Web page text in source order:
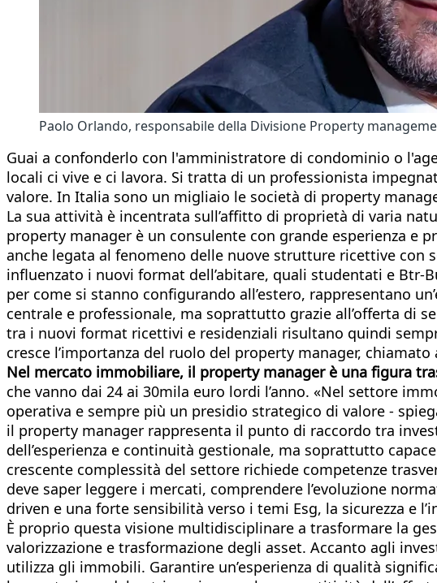
Paolo Orlando, responsabile della Divisione Property
Guai a confonderlo con l'amministratore di condominio o
locali ci vive e ci lavora. Si tratta di un professionista
valore. In Italia sono un migliaio le società di property
La sua attività è incentrata sull’affitto di proprietà di varia
property manager è un consulente con grande esperienza e
anche legata al fenomeno delle nuove strutture ricettive con
influenzato i nuovi format dell’abitare, quali studentati e
per come si stanno configurando all’estero, rappresentano
centrale e professionale, ma soprattutto grazie all’offerta di
tra i nuovi format ricettivi e residenziali risultano quindi
cresce l’importanza del ruolo del property manager,
Nel mercato immobiliare, il property manager è una figura
che vanno dai 24 ai 30mila euro lordi l’anno. «Nel settore
operativa e sempre più un presidio strategico di valore -
il property manager rappresenta il punto di raccordo tra
dell’esperienza e continuità gestionale, ma soprattutto
crescente complessità del settore richiede competenze
deve saper leggere i mercati, comprendere l’evoluzione
driven e una forte sensibilità verso i temi Esg, la sicurezza e
È proprio questa visione multidisciplinare a trasformare la
valorizzazione e trasformazione degli asset. Accanto agli
utilizza gli immobili. Garantire un’esperienza di qualità